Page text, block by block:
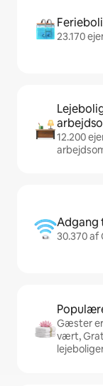
23.170
12.200
Adgang
30.370 af
Gæster
vært,